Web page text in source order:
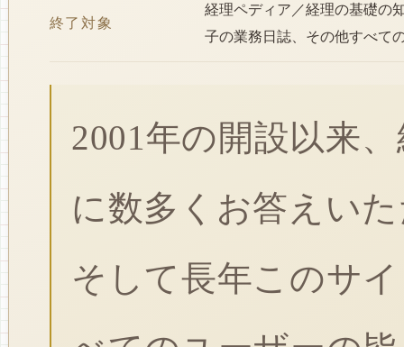
終了対象
経理ペディア／経理の基礎の
子の業務日誌、その他すべて
2001年の開設以来
に数多くお答えい
そして長年このサ